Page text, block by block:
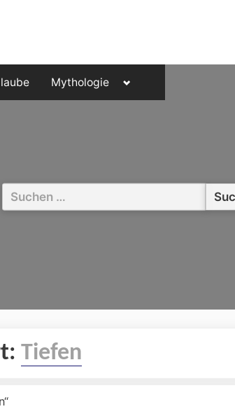
Mythologie
Toggle
menu
Suchen
nach:
Tiefen